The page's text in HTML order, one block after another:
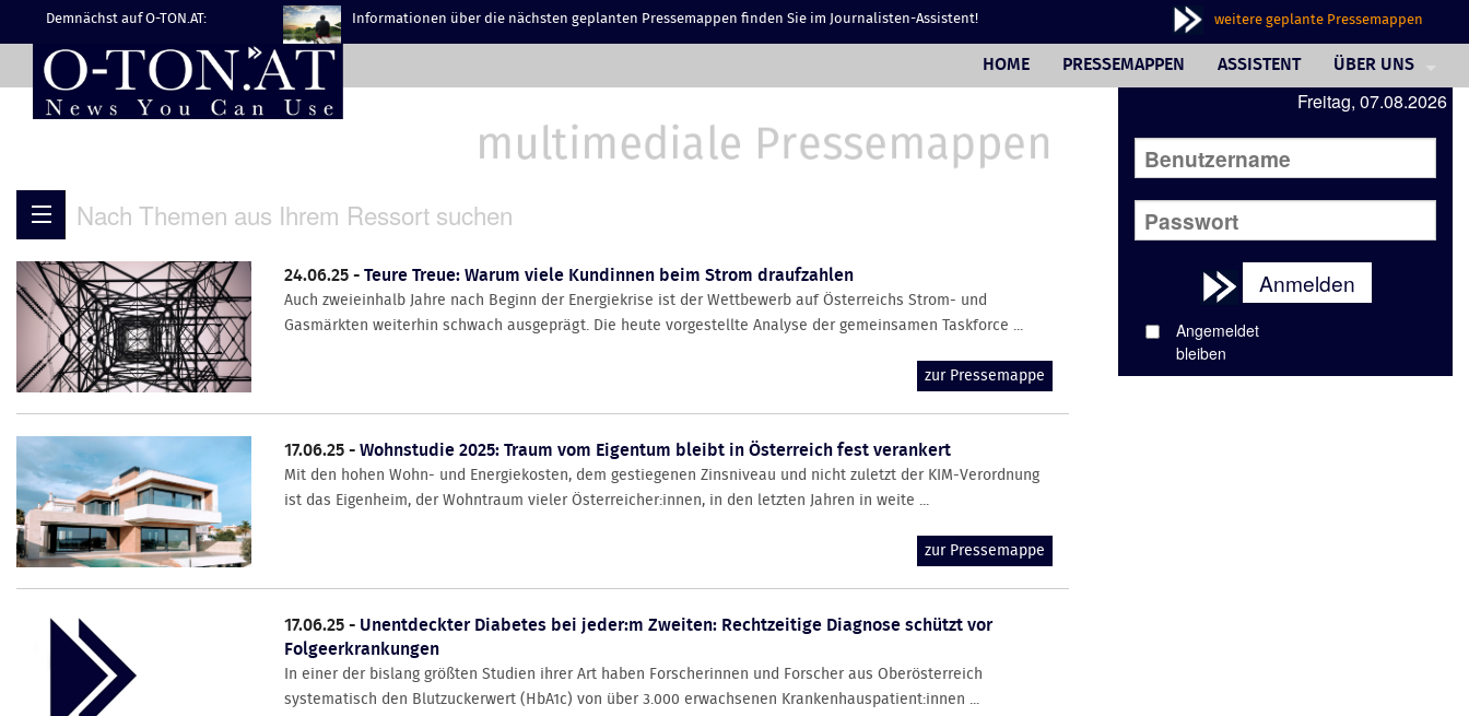
Demnächst auf O-TON.AT: Informationen über die nächsten geplanten Pressemappen finden Sie im Journalisten-Assistent! weitere geplante Pressemappen
HOME PRESSEMAPPEN ASSISTENT
ÜBER UNS
PHILOSOPHIE
WUNSCHBOX
IMPRESSUM/AGB
Nach Themen aus Ihrem Ressort suchen
24.06.25 -Teure Treue: Warum viele Kundinnen beim Strom draufzahlen
Auch zweieinhalb Jahre nach Beginn der Energiekrise ist der Wettbewerb auf Österreichs Strom- und
Gasmärkten weiterhin schwach ausgeprägt. Die heute vorgestellte Analyse der gemeinsamen Taskforce ...
zur Pressemappe
17.06.25 -Wohnstudie 2025: Traum vom Eigentum bleibt in Österreich fest verankert
Mit den hohen Wohn- und Energiekosten, dem gestiegenen Zinsniveau und nicht zuletzt der KIM-Verordnung
ist das Eigenheim, der Wohntraum vieler Österreicher:innen, in den letzten Jahren in weite ...
zur Pressemappe
17.06.25 - Unentdeckter Diabetes bei jeder:m Zweiten: Rechtzeitige Diagnose schützt vor
Folgeerkrankungen
In einer der bislang größten Studien ihrer Art haben Forscherinnen und Forscher aus Oberösterreich
systematisch den Blutzuckerwert (HbA1c) von über 3.000 erwachsenen Krankenhauspatient:innen ...
Freitag, 07.08.2026
Anmelden
Angemeldet
bleiben